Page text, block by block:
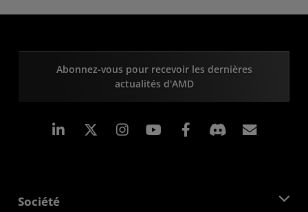
Abonnez-vous pour recevoir les dernières
actualités d'AMD
LinkedIn Instagram Facebook
Société